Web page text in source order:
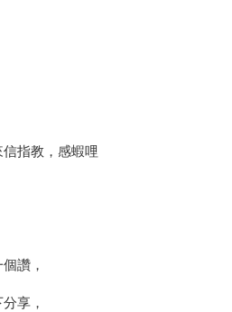
指教，感蝦哩
讚，
享，